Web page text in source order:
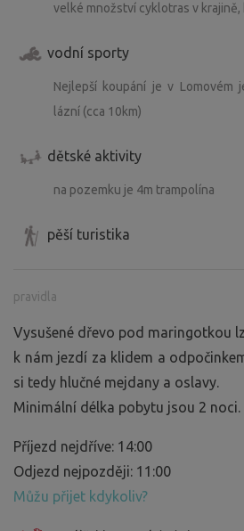
velké množství cyklotras v
vodní sporty
Nejlepší koupání je v Lomovém
lázní (cca 10km)
dětské aktivity
na pozemku je 4m trampolína
pěší turistika
pravidla
Vysušené dřevo pod maringotkou
k nám jezdí za klidem a
si tedy hlučné mejdany a oslavy.
Minimální délka pobytu jsou 2 noci.
Příjezd nejdříve: 14:00
Odjezd nejpozději: 11:00
Můžu přijet kdykoliv?